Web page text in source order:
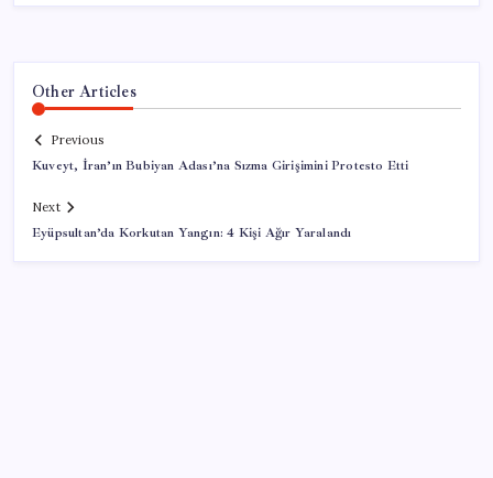
Other Articles
Previous
Kuveyt, İran’ın Bubiyan Adası’na Sızma Girişimini Protesto Etti
Next
Eyüpsultan’da Korkutan Yangın: 4 Kişi Ağır Yaralandı